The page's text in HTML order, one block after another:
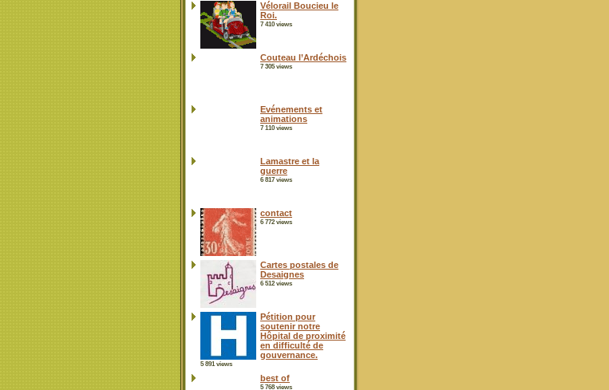
Vélorail Boucieu le
Roi.
7 410 views
Couteau l’Ardéchois
7 305 views
Evénements et
animations
7 110 views
Lamastre et la
guerre
6 817 views
contact
6 772 views
Cartes postales de
Desaignes
6 512 views
Pétition pour
soutenir notre
Hôpital de proximité
en difficulté de
gouvernance.
5 891 views
best of
5 768 views